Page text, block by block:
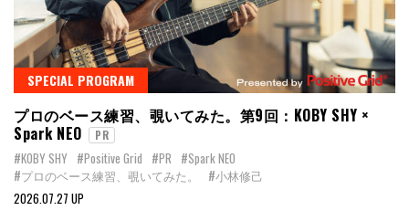
SPECIAL PROGRAM
プロのベース練習、覗いてみた。第9回：KOBY SHY ×
Spark NEO
PR
#KOBY SHY #Positive Grid #PR #Spark NEO
#プロのベース練習、覗いてみた。
#小林修己
2026.07.27 UP